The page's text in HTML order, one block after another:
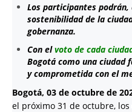
Los participantes
sostenibilidad de la
gobernanza.
Con elvoto de cada
Bogotá como una ciudad
y comprometida con el
Bogotá, 03 de octubre de
el próximo 31 de octubre,